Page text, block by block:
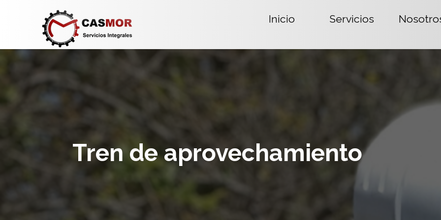
Inicio Servicios
Tren de aprovechamiento